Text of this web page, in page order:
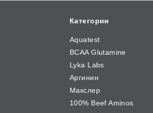
Категории
Aquatest
BCAA Glutamine
Lyka Labs
Аргинин
Макслер
100% Beef Aminos